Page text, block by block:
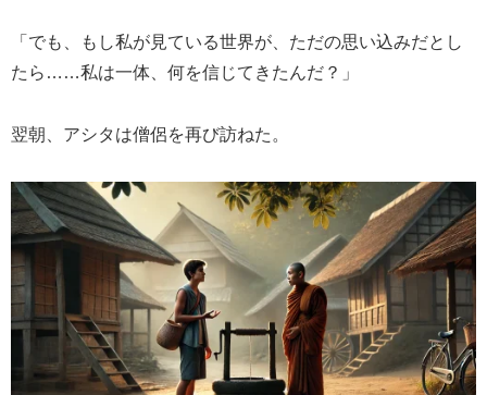
「でも、もし私が見ている世界が、ただの思い込みだとし
たら……私は一体、何を信じてきたんだ？」
翌朝、アシタは僧侶を再び訪ねた。